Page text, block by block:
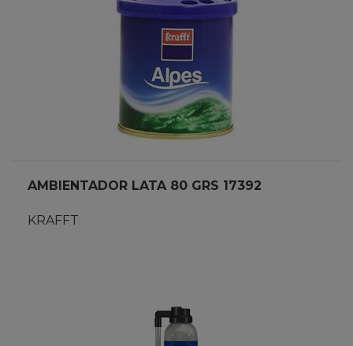
AMBIENTADOR LATA 80 GRS 17392
KRAFFT